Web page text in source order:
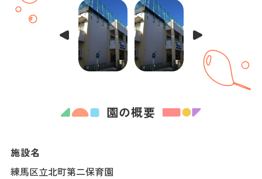
園の概要
施設名
練馬区立北町第二保育園